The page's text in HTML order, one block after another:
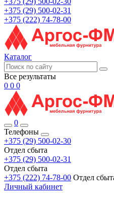
+375 (29) 500-02-31
+375 (222) 74-78-00
Каталог
Все результаты
0 0 0
0
Телефоны
+375 (29) 500-02-30
Отдел сбыта
+375 (29) 500-02-31
Отдел сбыта
+375 (222) 74-78-00 Отдел
Личный кабинет